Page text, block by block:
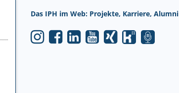
Das IPH im Web: Projekte, Karriere, Alumni